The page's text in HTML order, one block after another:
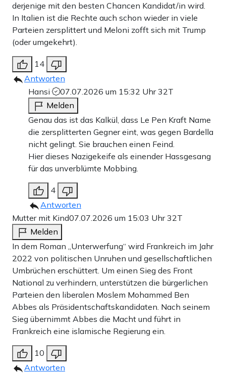
derjenige mit den besten Chancen Kandidat/in wird.
In Italien ist die Rechte auch schon wieder in viele
Parteien zersplittert und Meloni zofft sich mit Trump
(oder umgekehrt).
14
Antworten
Hansi
07.07.2026 um 15:32 Uhr32T
Melden
Genau das ist das Kalkül, dass Le Pen Kraft Name
die zersplitterten Gegner eint, was gegen Bardella
nicht gelingt. Sie brauchen einen Feind.
Hier dieses Nazigekeife als einender Hassgesang
für das unverblümte Mobbing.
4
Antworten
Mutter mit Kind07.07.2026 um 15:03 Uhr32T
Melden
In dem Roman „Unterwerfung“ wird Frankreich im Jahr
2022 von politischen Unruhen und gesellschaftlichen
Umbrüchen erschüttert. Um einen Sieg des Front
National zu verhindern, unterstützen die bürgerlichen
Parteien den liberalen Moslem Mohammed Ben
Abbes als Präsidentschaftskandidaten. Nach seinem
Sieg übernimmt Abbes die Macht und führt in
Frankreich eine islamische Regierung ein.
10
Antworten